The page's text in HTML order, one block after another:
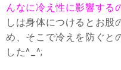
んなに冷え性に影響する
しは身体につけるとお股
め、そこで冷えを防ぐと
した^_^;